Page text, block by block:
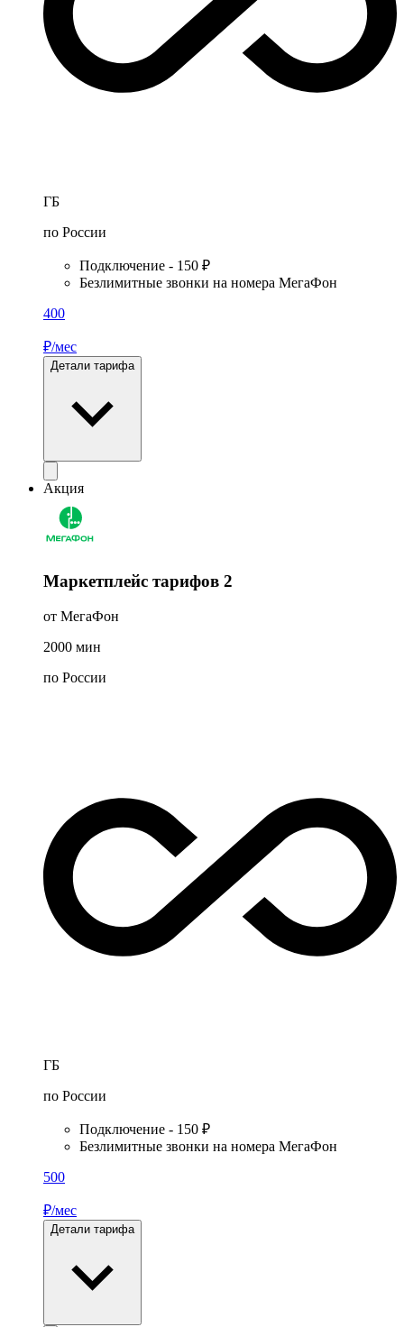
ГБ
по России
Подключение - 150 ₽
Безлимитные звонки на номера МегаФон
400
₽/мес
Детали тарифа
Акция
Маркетплейс тарифов 2
от МегаФон
2000 мин
по России
ГБ
по России
Подключение - 150 ₽
Безлимитные звонки на номера МегаФон
500
₽/мес
Детали тарифа